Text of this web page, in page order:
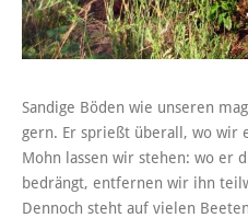
Sandige Böden wie unseren
gern. Er sprießt überall, wo wir
Mohn lassen wir stehen: wo er
bedrängt, entfernen wir ihn
Dennoch steht auf vielen